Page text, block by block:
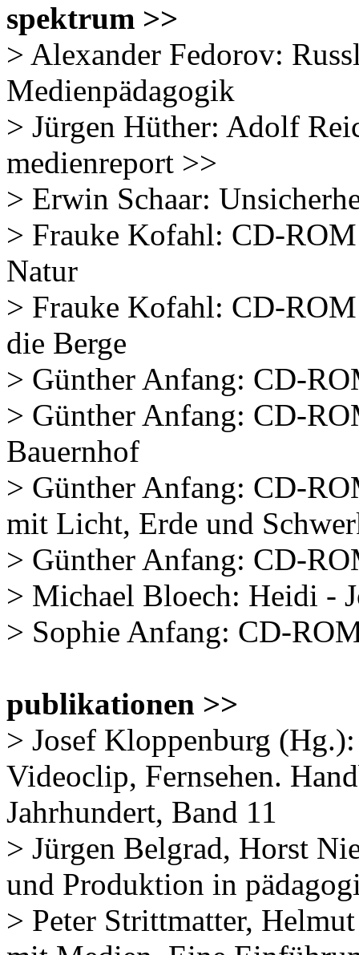
spektrum >>
> Alexander Fedorov:
Medienpädagogik
> Jürgen Hüther: Adolf
medienreport >>
> Erwin Schaar:
> Frauke Kofahl: CD-
Natur
> Frauke Kofahl: CD-
die Berge
> Günther Anfang: CD-
> Günther Anfang: CD-
Bauernhof
> Günther Anfang: CD-
mit Licht, Erde und
> Günther Anfang: CD-
> Michael Bloech: Heidi -
> Sophie Anfang: CD-
publikationen >>
> Josef Kloppenburg
Videoclip, Fernsehen.
Jahrhundert, Band 11
> Jürgen Belgrad, Horst
und Produktion in
> Peter Strittmatter,